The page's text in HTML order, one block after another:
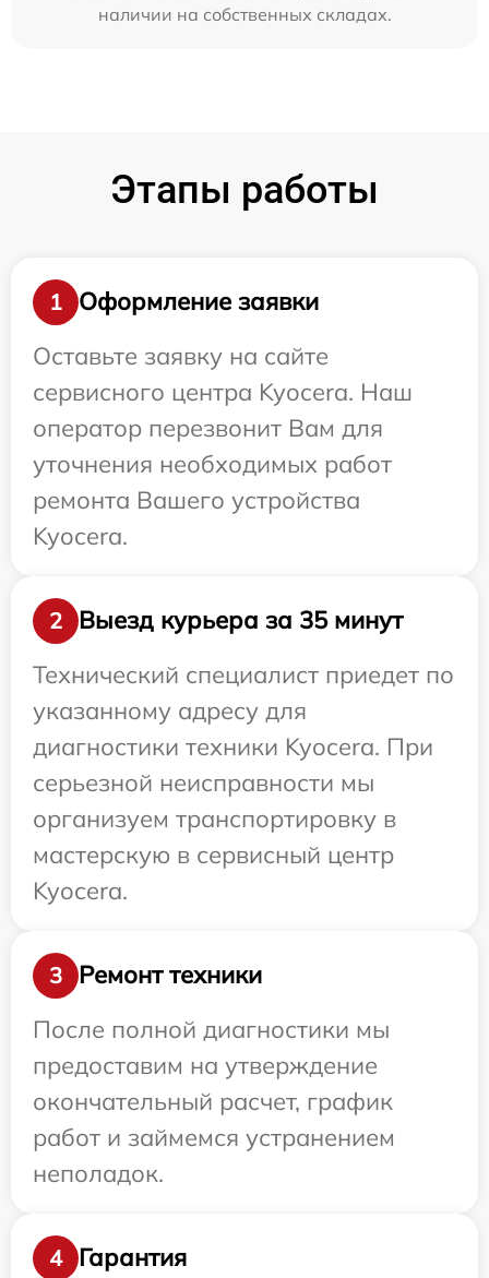
наличии на собственных складах.
Этапы работы
1
Оформление заявки
Оставьте заявку на сайте
сервисного центра Kyocera. Наш
оператор перезвонит Вам для
уточнения необходимых работ
ремонта Вашего устройства
Kyocera.
2
Выезд курьера за 35 минут
Технический специалист приедет по
указанному адресу для
диагностики техники Kyocera. При
серьезной неисправности мы
организуем транспортировку в
мастерскую в сервисный центр
Kyocera.
3
Ремонт техники
После полной диагностики мы
предоставим на утверждение
окончательный расчет, график
работ и займемся устранением
неполадок.
4 Гарантия